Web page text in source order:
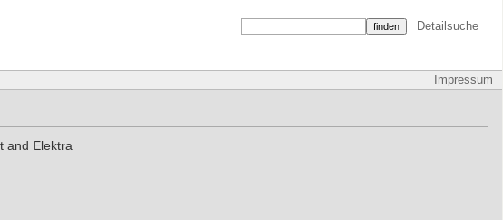
Detailsuche
Impressum
and Elektra